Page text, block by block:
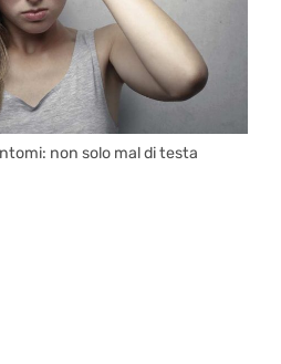
non solo mal di testa